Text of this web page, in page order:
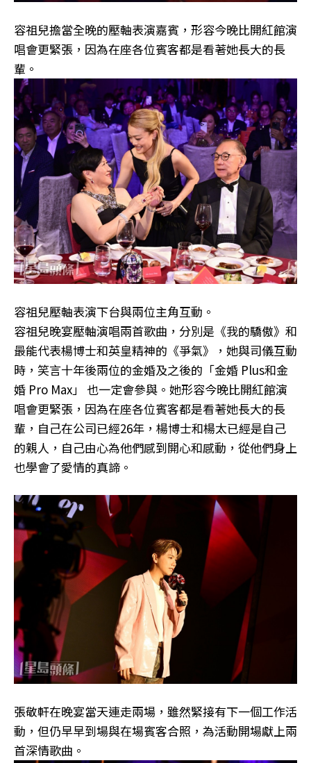
容祖兒擔當全晚的壓軸表演嘉賓，形容今晚比開紅館演
唱會更緊張，因為在座各位賓客都是看著她長大的長
輩。
容祖兒壓軸表演下台與兩位主角互動。
容祖兒晚宴壓軸演唱兩首歌曲，分別是《我的驕傲》和
最能代表楊博士和英皇精神的《爭氣》，她與司儀互動
時，笑言十年後兩位的金婚及之後的「金婚 Plus和金
婚 Pro Max」 也一定會參與。她形容今晚比開紅館演
唱會更緊張，因為在座各位賓客都是看著她長大的長
輩，自己在公司已經26年，楊博士和楊太已經是自己
的親人，自己由心為他們感到開心和感動，從他們身上
也學會了愛情的真諦。
張敬軒在晚宴當天連走兩場，雖然緊接有下一個工作活
動，但仍早早到場與在場賓客合照，為活動開場獻上兩
首深情歌曲。